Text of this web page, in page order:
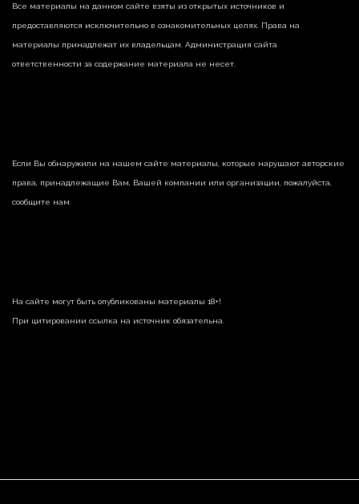
Все материалы на данном сайте взяты из открытых источников и
предоставляются исключительно в ознакомительных целях. Права на
материалы принадлежат их владельцам. Администрация сайта
ответственности за содержание материала не несет.
Если Вы обнаружили на нашем сайте материалы, которые нарушают авторские
права, принадлежащие Вам, Вашей компании или организации, пожалуйста,
сообщите нам.
На сайте могут быть опубликованы материалы 18+!
При цитировании ссылка на источник обязательна.